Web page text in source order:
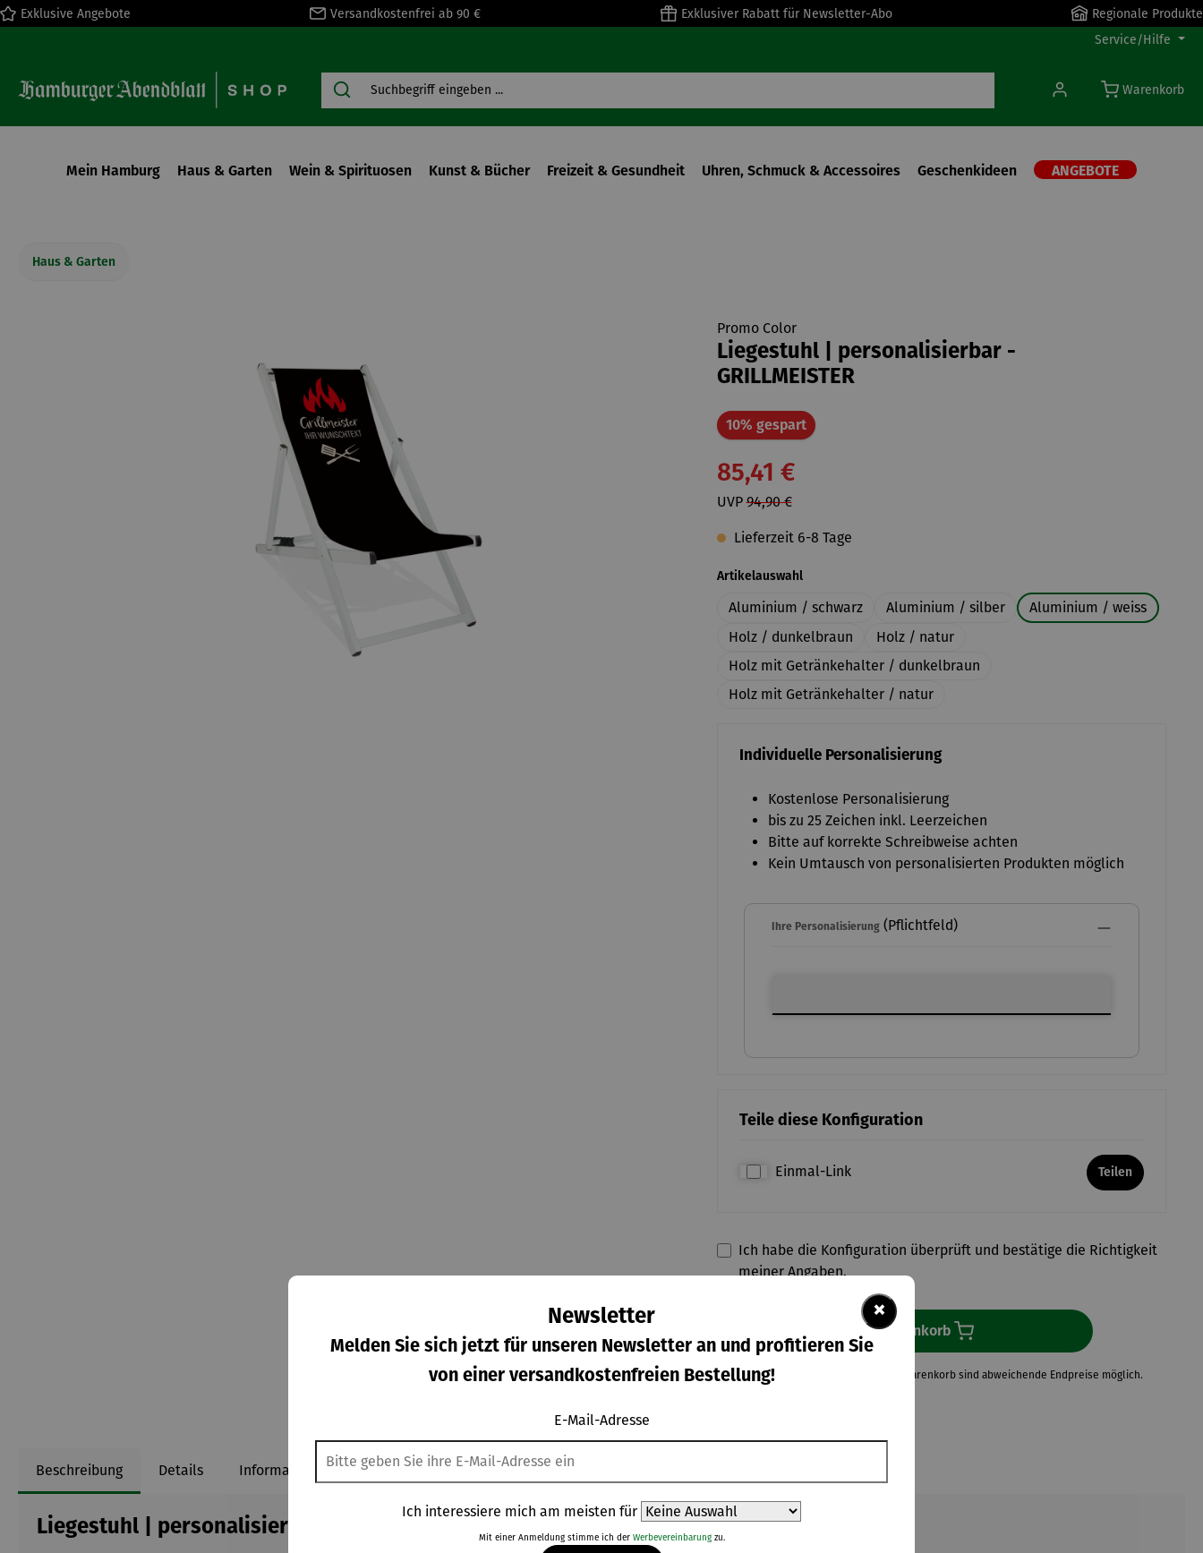
Zur Hauptnavigation springen
Exklusive Angebote Versandkostenfrei ab 90 € Exklusiver Rabatt für Newsletter-Abo
Regionale Produkte
Service/Hilfe
Warenkorb
Mein Hamburg Haus & Garten Wein & Spirituosen Kunst & Bücher Freizeit & Gesundheit Uhren, Schmuck & Accessoires Geschenkideen ANGEBOTE
Haus & Garten
Promo Color
Liegestuhl | personalisierbar -
GRILLMEISTER
10% gespartRabatt
85,41 €
UVP94,90 €
Lieferzeit 6-8 Tage
Artikelauswahlauswählen
Aluminium / schwarz Aluminium / silber
Aluminium / weiss
Holz / dunkelbraun
Holz / natur
Holz mit Getränkehalter / dunkelbraun
Holz mit Getränkehalter / natur
Individuelle Personalisierung
Kostenlose Personalisierung
bis zu 25 Zeichen inkl. Leerzeichen
Bitte auf korrekte Schreibweise achten
Kein Umtausch von personalisierten Produkten möglich
Ihre Personalisierung(Pflichtfeld)
Teile diese Konfiguration
Einmal-Link Teilen
Ich habe die Konfiguration überprüft und bestätige die Richtigkeit
meiner Angaben.
In den Warenkorb
**Aufgrund von Neuberechnungen im Warenkorb sind abweichende Endpreise möglich.
Beschreibung Details Informationen zum Hersteller Bewertungen
Liegestuhl | personalisierbar - GRILLMEISTER
×
Newsletter
Melden Sie sich jetzt für unseren Newsletter an und profitieren Sie
von einer versandkostenfreien Bestellung!
E-Mail-Adresse
Ich interessiere mich am meisten für
Mit einer Anmeldung stimme ich der Werbevereinbarungzu.